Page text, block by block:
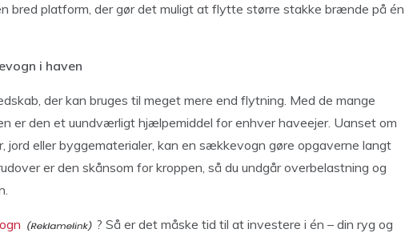
bred platform, der gør det muligt at flytte større stakke brænde på én
i haven
der kan bruges til meget mere end flytning. Med de mange
er den et uundværligt hjælpemiddel for enhver haveejer. Uanset om
jord eller byggematerialer, kan en sækkevogn gøre opgaverne langt
er den skånsom for kroppen, så du undgår overbelastning og
? Så er det måske tid til at investere i én – din ryg og